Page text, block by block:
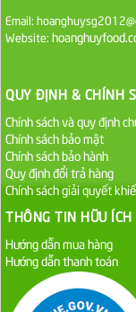
Email:
Website:
QUY ĐỊNH & CHÍNH
Chính sách và quy định
Chính sách bảo mật
Chính sách bảo hành
Quy định đổi trả hàng
Chính sách giải quyết
THÔNG TIN HỮU ÍCH
Hướng dẫn mua hàng
Hướng dẫn thanh toán